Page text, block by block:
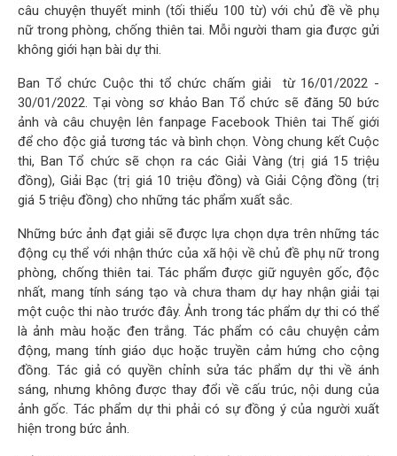
câu chuyện thuyết minh (tối thiểu 100 từ) với chủ đề về phụ
nữ trong phòng, chống thiên tai. Mỗi người tham gia được gửi
không giới hạn bài dự thi.
Ban Tổ chức Cuộc thi tổ chức chấm giải từ 16/01/2022 -
30/01/2022. Tại vòng sơ khảo Ban Tổ chức sẽ đăng 50 bức
ảnh và câu chuyện lên fanpage Facebook Thiên tai Thế giới
để cho độc giả tương tác và bình chọn. Vòng chung kết Cuộc
thi, Ban Tổ chức sẽ chọn ra các Giải Vàng (trị giá 15 triệu
đồng), Giải Bạc (trị giá 10 triệu đồng) và Giải Cộng đồng (trị
giá 5 triệu đồng) cho những tác phẩm xuất sắc.
Những bức ảnh đạt giải sẽ được lựa chọn dựa trên những tác
động cụ thể với nhận thức của xã hội về chủ đề phụ nữ trong
phòng, chống thiên tai. Tác phẩm được giữ nguyên gốc, độc
nhất, mang tính sáng tạo và chưa tham dự hay nhận giải tại
một cuộc thi nào trước đây. Ảnh trong tác phẩm dự thi có thể
là ảnh màu hoặc đen trắng. Tác phẩm có câu chuyện cảm
động, mang tính giáo dục hoặc truyền cảm hứng cho cộng
đồng. Tác giả có quyền chỉnh sửa tác phẩm dự thi về ánh
sáng, nhưng không được thay đổi về cấu trúc, nội dung của
ảnh gốc. Tác phẩm dự thi phải có sự đồng ý của người xuất
hiện trong bức ảnh.